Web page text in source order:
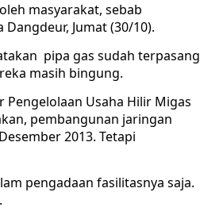
masyarakat, sebab
Jumat (30/10).
pipa gas sudah terpasang
masih bingung.
Usaha Hilir Migas
pembangunan jaringan
2013. Tetapi
pengadaan fasilitasnya saja.